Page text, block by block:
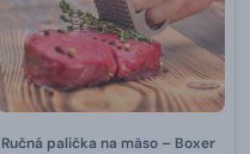
Ručná palička na mäso –⁠ Boxer